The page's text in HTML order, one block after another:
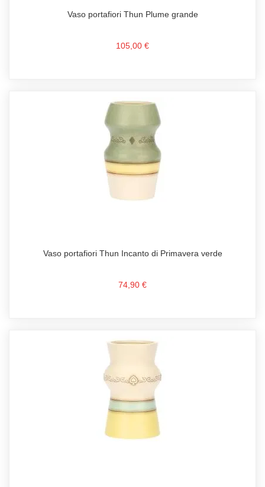
Vaso portafiori Thun Plume grande
105,00 €
Vaso portafiori Thun Incanto di Primavera verde
74,90 €